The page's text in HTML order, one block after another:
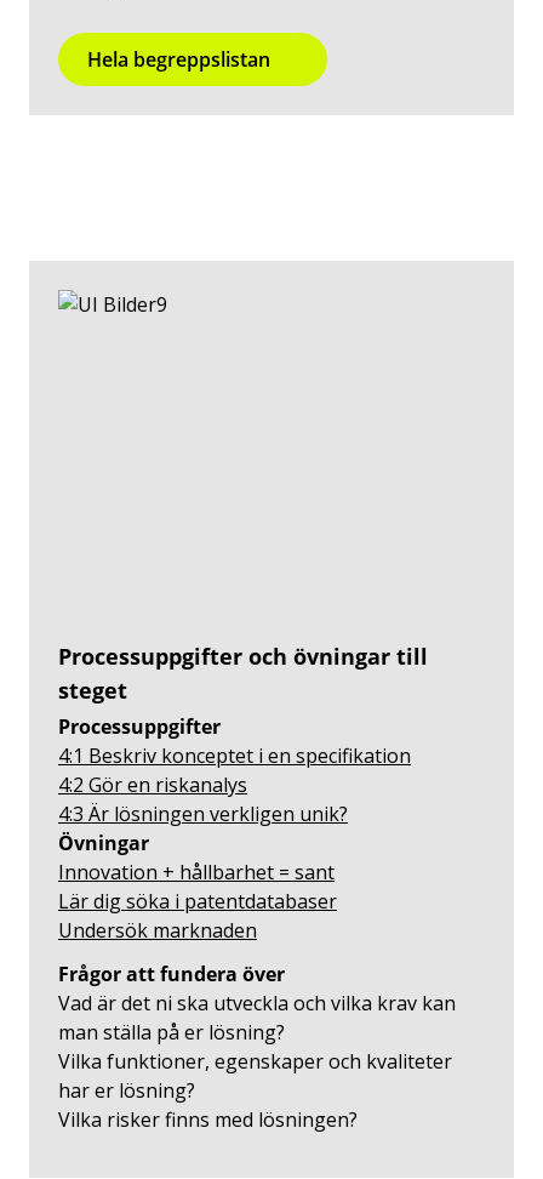
Hela begreppslistan
Processuppgifter och övningar till
steget
Processuppgifter
4:1 Beskriv konceptet i en specifikation
4:2 Gör en riskanalys
4:3 Är lösningen verkligen unik?
Övningar
Innovation + hållbarhet = sant
Lär dig söka i patentdatabaser
Undersök marknaden
Frågor att fundera över
Vad är det ni ska utveckla och vilka krav kan
man ställa på er lösning?
Vilka funktioner, egenskaper och kvaliteter
har er lösning?
Vilka risker finns med lösningen?